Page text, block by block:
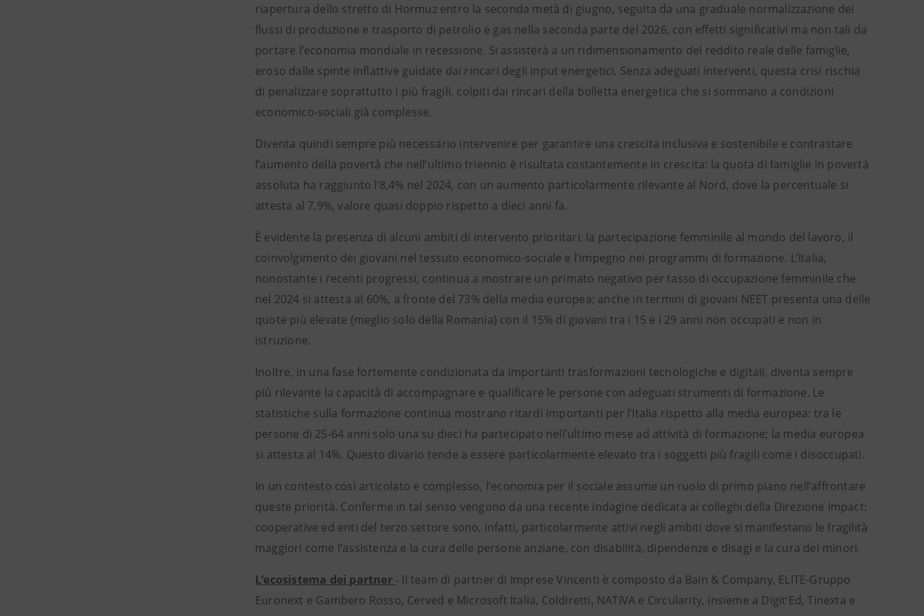
riapertura dello stretto di Hormuz entro la seconda metà di giugno, seguita da una graduale normalizzazione dei
flussi di produzione e trasporto di petrolio e gas nella seconda parte del 2026, con effetti significativi ma non tali da
portare l’economia mondiale in recessione. Si assisterà a un ridimensionamento del reddito reale delle famiglie,
eroso dalle spinte inflattive guidate dai rincari degli input energetici. Senza adeguati interventi, questa crisi rischia
di penalizzare soprattutto i più fragili, colpiti dai rincari della bolletta energetica che si sommano a condizioni
economico-sociali già complesse.
Diventa quindi sempre più necessario intervenire per garantire una crescita inclusiva e sostenibile e contrastare
l’aumento della povertà che nell’ultimo triennio è risultata costantemente in crescita: la quota di famiglie in povertà
assoluta ha raggiunto l’8,4% nel 2024, con un aumento particolarmente rilevante al Nord, dove la percentuale si
attesta al 7,9%, valore quasi doppio rispetto a dieci anni fa.
È evidente la presenza di alcuni ambiti di intervento prioritari: la partecipazione femminile al mondo del lavoro, il
coinvolgimento dei giovani nel tessuto economico-sociale e l’impegno nei programmi di formazione. L’Italia,
nonostante i recenti progressi, continua a mostrare un primato negativo per tasso di occupazione femminile che
nel 2024 si attesta al 60%, a fronte del 73% della media europea; anche in termini di giovani NEET presenta una delle
quote più elevate (meglio solo della Romania) con il 15% di giovani tra i 15 e i 29 anni non occupati e non in
istruzione.
Inoltre, in una fase fortemente condizionata da importanti trasformazioni tecnologiche e digitali, diventa sempre
più rilevante la capacità di accompagnare e qualificare le persone con adeguati strumenti di formazione. Le
statistiche sulla formazione continua mostrano ritardi importanti per l’Italia rispetto alla media europea: tra le
persone di 25-64 anni solo una su dieci ha partecipato nell’ultimo mese ad attività di formazione; la media europea
si attesta al 14%. Questo divario tende a essere particolarmente elevato tra i soggetti più fragili come i disoccupati.
In un contesto così articolato e complesso, l’economia per il sociale assume un ruolo di primo piano nell’affrontare
queste priorità. Conferme in tal senso vengono da una recente indagine dedicata ai colleghi della Direzione Impact:
cooperative ed enti del terzo settore sono, infatti, particolarmente attivi negli ambiti dove si manifestano le fragilità
maggiori come l’assistenza e la cura delle persone anziane, con disabilità, dipendenze e disagi e la cura dei minori.
L’ecosistema dei partner - Il team di partner di Imprese Vincenti è composto da Bain & Company, ELITE-Gruppo
Euronext e Gambero Rosso, Cerved e Microsoft Italia, Coldiretti, NATIVA e Circularity, insieme a Digit’Ed, Tinexta e